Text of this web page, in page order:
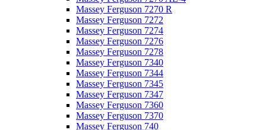
Massey Ferguson 7270 R
Massey Ferguson 7272
Massey Ferguson 7274
Massey Ferguson 7276
Massey Ferguson 7278
Massey Ferguson 7340
Massey Ferguson 7344
Massey Ferguson 7345
Massey Ferguson 7347
Massey Ferguson 7360
Massey Ferguson 7370
Massey Ferguson 740